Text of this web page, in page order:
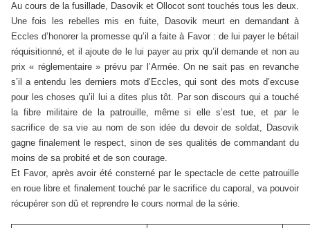
Au cours de la fusillade, Dasovik et Ollocot sont touchés tous les deux.
Une fois les rebelles mis en fuite, Dasovik meurt en demandant à
Eccles d’honorer la promesse qu’il a faite à Favor : de lui payer le bétail
réquisitionné, et il ajoute de le lui payer au prix qu’il demande et non au
prix « réglementaire » prévu par l’Armée. On ne sait pas en revanche
s’il a entendu les derniers mots d’Eccles, qui sont des mots d’excuse
pour les choses qu’il lui a dites plus tôt. Par son discours qui a touché
la fibre militaire de la patrouille, même si elle s’est tue, et par le
sacrifice de sa vie au nom de son idée du devoir de soldat, Dasovik
gagne finalement le respect, sinon de ses qualités de commandant du
moins de sa probité et de son courage.
Et Favor, après avoir été consterné par le spectacle de cette patrouille
en roue libre et finalement touché par le sacrifice du caporal, va pouvoir
récupérer son dû et reprendre le cours normal de la série.